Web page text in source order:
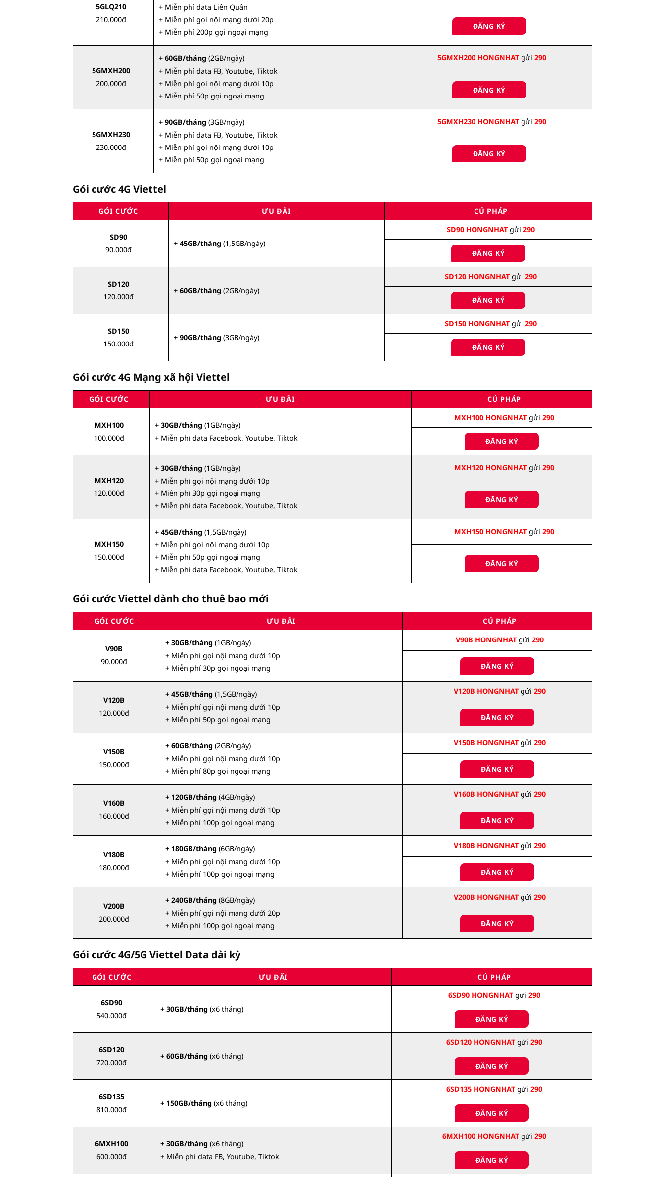
5GLQ210
210.000đ
+ Miễn phí data Liên Quân
+ Miễn phí gọi nội mạng dưới 20p
+ Miễn phí 200p gọi ngoại mạng
ĐĂNG KÝ
5GMXH200
200.000đ
+ 60GB/tháng (2GB/ngày)
+ Miễn phí data FB, Youtube, Tiktok
+ Miễn phí gọi nội mạng dưới 10p
+ Miễn phí 50p gọi ngoại mạng
5GMXH200 HONGNHATgửi 290
ĐĂNG KÝ
5GMXH230
230.000đ
+ 90GB/tháng (3GB/ngày)
+ Miễn phí data FB, Youtube, Tiktok
+ Miễn phí gọi nội mạng dưới 10p
+ Miễn phí 50p gọi ngoại mạng
5GMXH230 HONGNHATgửi 290
ĐĂNG KÝ
Gói cước 4G Viettel
GÓI CƯỚC ƯU ĐÃI CÚ PHÁP
SD90
90.000đ
+ 45GB/tháng (1,5GB/ngày)
SD90 HONGNHAT gửi 290
ĐĂNG KÝ
SD120
120.000đ
+ 60GB/tháng (2GB/ngày)
SD120 HONGNHAT gửi 290
ĐĂNG KÝ
SD150
150.000đ
+ 90GB/tháng (3GB/ngày)
SD150 HONGNHAT gửi 290
ĐĂNG KÝ
Gói cước 4G Mạng xã hội Viettel
GÓI CƯỚC ƯU ĐÃI CÚ PHÁP
MXH100
100.000đ
+ 30GB/tháng (1GB/ngày)
+ Miễn phí data Facebook, Youtube, Tiktok
MXH100 HONGNHAT gửi 290
ĐĂNG KÝ
MXH120
120.000đ
+ 30GB/tháng (1GB/ngày)
+ Miễn phí gọi nội mạng dưới 10p
+ Miễn phí 30p gọi ngoại mạng
+ Miễn phí data Facebook, Youtube, Tiktok
MXH120 HONGNHAT gửi 290
ĐĂNG KÝ
MXH150
150.000đ
+ 45GB/tháng (1,5GB/ngày)
+ Miễn phí gọi nội mạng dưới 10p
+ Miễn phí 50p gọi ngoại mạng
+ Miễn phí data Facebook, Youtube, Tiktok
MXH150 HONGNHAT gửi 290
ĐĂNG KÝ
Gói cước Viettel dành cho thuê bao mới
GÓI CƯỚC ƯU ĐÃI CÚ PHÁP
V90B
90.000đ
+ 30GB/tháng (1GB/ngày)
+ Miễn phí gọi nội mạng dưới 10p
+ Miễn phí 30p gọi ngoại mạng
V90B HONGNHAT gửi 290
ĐĂNG KÝ
V120B
120.000đ
+ 45GB/tháng (1,5GB/ngày)
+ Miễn phí gọi nội mạng dưới 10p
+ Miễn phí 50p gọi ngoại mạng
V120B HONGNHAT gửi 290
ĐĂNG KÝ
V150B
150.000đ
+ 60GB/tháng (2GB/ngày)
+ Miễn phí gọi nội mạng dưới 10p
+ Miễn phí 80p gọi ngoại mạng
V150B HONGNHAT gửi 290
ĐĂNG KÝ
V160B
160.000đ
+ 120GB/tháng (4GB/ngày)
+ Miễn phí gọi nội mạng dưới 10p
+ Miễn phí 100p gọi ngoại mạng
V160B HONGNHAT gửi 290
ĐĂNG KÝ
V180B
180.000đ
+ 180GB/tháng (6GB/ngày)
+ Miễn phí gọi nội mạng dưới 10p
+ Miễn phí 100p gọi ngoại mạng
V180B HONGNHAT gửi 290
ĐĂNG KÝ
V200B
200.000đ
+ 240GB/tháng (8GB/ngày)
+ Miễn phí gọi nội mạng dưới 20p
+ Miễn phí 100p gọi ngoại mạng
V200B HONGNHAT gửi 290
ĐĂNG KÝ
Gói cước 4G/5G Viettel Data dài kỳ
GÓI CƯỚC ƯU ĐÃI CÚ PHÁP
6SD90
540.000đ
+ 30GB/tháng (x6 tháng)
6SD90 HONGNHAT gửi 290
ĐĂNG KÝ
6SD120
720.000đ
+ 60GB/tháng (x6 tháng)
6SD120 HONGNHAT gửi 290
ĐĂNG KÝ
6SD135
810.000đ
+ 150GB/tháng (x6 tháng)
6SD135 HONGNHAT gửi 290
ĐĂNG KÝ
6MXH100
600.000đ
+ 30GB/tháng (x6 tháng)
+ Miễn phí data FB, Youtube, Tiktok
6MXH100 HONGNHAT gửi 290
ĐĂNG KÝ